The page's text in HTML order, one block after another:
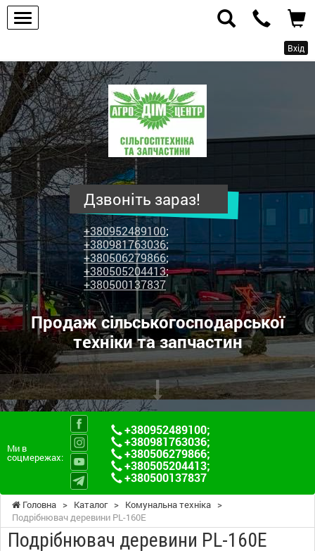
Вхід
ПП
"Агродім-
центр"
-
продаж
сільськогосподарської
техніки
та
запчастин
Дзвоніть зараз!
+380952489100;
+380981763036;
+380506279866;
+380505204413;
+380500137837
Продаж сільськогосподарської
техніки та запчастин
Ми в
соцмережах:
+380952489100;
+380981763036;
+380506279866;
+380505204413;
+380500137837
Головна > Каталог > Комунальна техніка >
Подрібнювач деревини PL-160E
Подрібнювач деревини PL-160E